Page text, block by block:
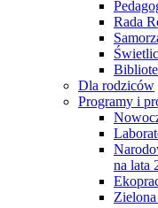
Rada
Dla rodziców
Programy i
na lata